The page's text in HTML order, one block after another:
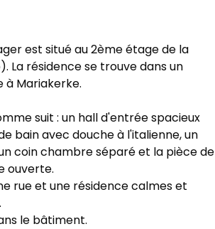
est situé au 2ème étage de la
La résidence se trouve dans un
Mariakerke.
suit : un hall d'entrée spacieux
bain avec douche à l'italienne, un
coin chambre séparé et la pièce de
ouverte.
rue et une résidence calmes et
le bâtiment.